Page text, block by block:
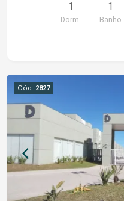
1
Dorm.
1
Banho
Cód. 2827